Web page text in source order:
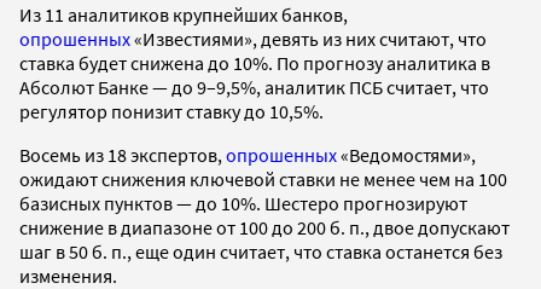
Из 11 аналитиков крупнейших банков,
опрошенных«Известиями», девять из них считают, что
ставка будет снижена до 10%. По прогнозу аналитика в
Абсолют Банке — до 9–9,5%, аналитик ПСБ считает, что
регулятор понизит ставку до 10,5%.
Восемь из 18 экспертов, опрошенных«Ведомостями»,
ожидают снижения ключевой ставки не менее чем на 100
базисных пунктов — до 10%. Шестеро прогнозируют
снижение в диапазоне от 100 до 200 б. п., двое допускают
шаг в 50 б. п., еще один считает, что ставка останется без
изменения.